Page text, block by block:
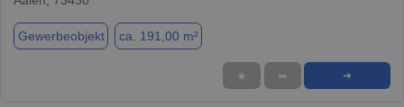
Gewerbeobjekt ca. 191,00 m²
★ ➦ ➜